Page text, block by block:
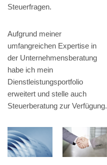
Steuerfragen.
Aufgrund meiner
umfangreichen Expertise in
der Unternehmensberatung
habe ich mein
Dienstleistungsportfolio
erweitert und stelle auch
Steuerberatung zur Verfügung.